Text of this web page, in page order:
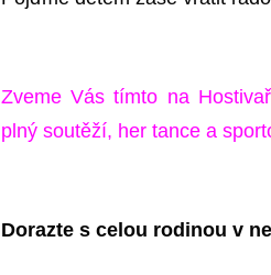
Zveme Vás tímto na
plný soutěží, her tance a
Dorazte s celou rodinou v ne